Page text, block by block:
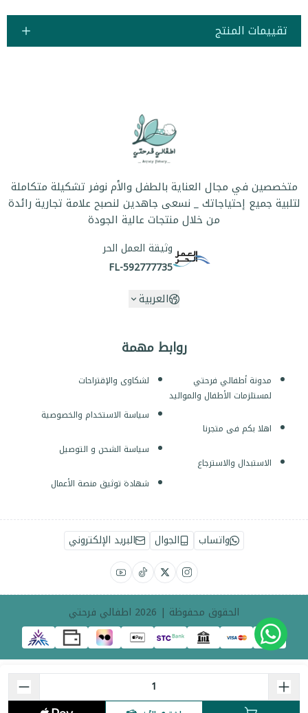
تقييمات المنتج
روابط مهمة
مدونة أطفالي فرحتي
لمستلزمات الأطفال والمواليد
اهلا بكم فى متجرنا
الاستبدال والاسترجاع
لشكاوى والإقتراحات
سياسة الاستخدام والخصوصية
سياسة الشحن و التوصيل
شهادة توثيق منصة الأعمال
متخصصين في مجال العناية بالطفل والأم نوفر تشكيلة متكاملة
لتلبية جميع إحتياجاتك _ نسعى جاهدين لنصبح علامة تجارية رائدة
من خلال منتجات عالية الجودة
وثيقة العمل الحر
FL-592777735
العربية
واتساب الجوال البريد الإلكتروني
الحقوق محفوظة | 2026 اطفالي فرحتي